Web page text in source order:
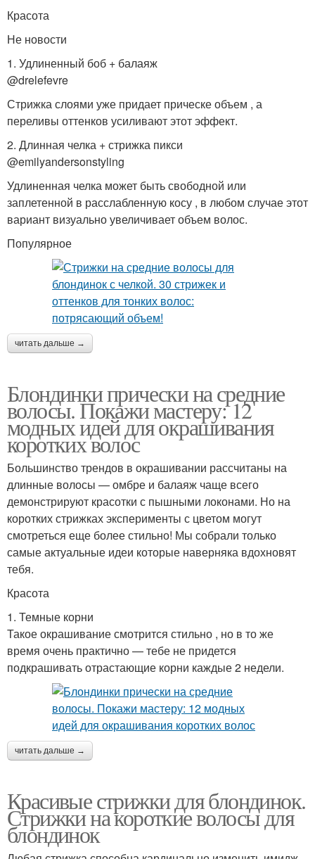
Волосы с челкой
Причёски для
платиновых блондинок
Длинные волосы
Боб для блондинок
Прическа на средние
волосы
Блондинка с идеальной
укладкой
волосы
Блондинки на средние
волосы
Челка на средние
волосы
Стрижки на блондинок
Стрижки на волосы
Прически на короткие
волосы
Блондинка на средние
волосы
Красота
Не новости
1. Удлиненный боб + балаяж
@drelefevre
Стрижка слоями уже придает прическе объем , а
переливы оттенков усиливают этот эффект.
2. Длинная челка + стрижка пикси
@emilyandersonstyling
Удлиненная челка может быть свободной или
заплетенной в расслабленную косу , в любом случае этот
вариант визуально увеличивает объем волос.
Популярное
читать дальше →
Блондинки прически на средние
волосы. Покажи мастеру: 12
модных идей для окрашивания
коротких волос
Большинство трендов в окрашивании рассчитаны на
длинные волосы — омбре и балаяж чаще всего
демонстрируют красотки с пышными локонами. Но на
коротких стрижках эксперименты с цветом могут
смотреться еще более стильно! Мы собрали только
самые актуальные идеи которые наверняка вдохновят
тебя.
Красота
1. Темные корни
Такое окрашивание смотрится стильно , но в то же
время очень практично — тебе не придется
подкрашивать отрастающие корни каждые 2 недели.
читать дальше →
Красивые стрижки для блондинок.
Стрижки на короткие волосы для
блондинок